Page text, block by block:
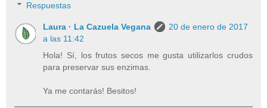
Respuestas
Laura · La Cazuela Vegana
20 de enero de 2017
a las 11:42
Hola! Sí, los frutos secos me gusta utilizarlos crudos
para preservar sus enzimas.
Ya me contarás! Besitos!